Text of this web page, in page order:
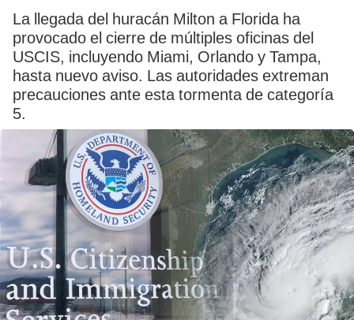
La llegada del huracán Milton a Florida ha
provocado el cierre de múltiples oficinas del
USCIS, incluyendo Miami, Orlando y Tampa,
hasta nuevo aviso. Las autoridades extreman
precauciones ante esta tormenta de categoría
5.